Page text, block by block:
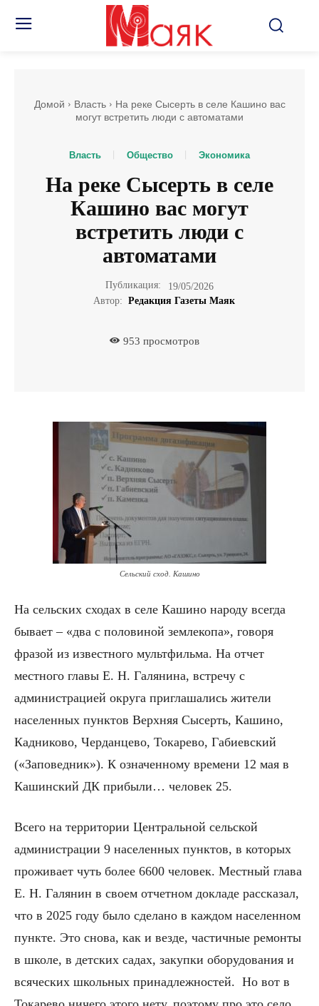
Домой Власть
На реке Сысерть в селе Кашино вас
могут встретить люди с автоматами
Власть Общество Экономика
На реке Сысерть в селе
Кашино вас могут
встретить люди с
автоматами
Публикация:
19/05/2026
Автор: Редакция Газеты Маяк
953 просмотров
Сельский сход. Кашино
На сельских сходах в селе Кашино народу всегда
бывает – «два с половиной землекопа», говоря
фразой из известного мультфильма. На отчет
местного главы Е. Н. Галянина, встречу с
администрацией округа приглашались жители
населенных пунктов Верхняя Сысерть, Кашино,
Кадниково, Черданцево, Токарево, Габиевский
(«Заповедник»). К означенному времени 12 мая в
Кашинский ДК прибыли… человек 25.
Всего на территории Центральной сельской
администрации 9 населенных пунктов, в которых
проживает чуть более 6600 человек. Местный глава
Е. Н. Галянин в своем отчетном докладе рассказал,
что в 2025 году было сделано в каждом населенном
пункте. Это снова, как и везде, частичные ремонты
в школе, в детских садах, закупки оборудования и
всяческих школьных принадлежностей. Но вот в